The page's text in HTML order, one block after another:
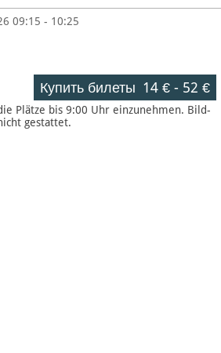
09:15 - 10:25
Купить билеты 14 €- 52 €
Plätze bis 9:00 Uhr einzunehmen. Bild-
gestattet.